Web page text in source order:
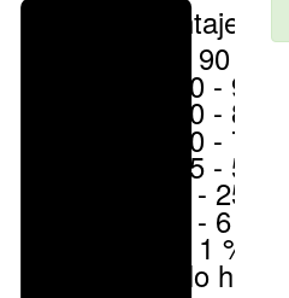
Porcentajes
> 90 %
80 - 90 %
70 - 80 %
50 - 70 %
25 - 50 %
6 - 25 %
1 - 6 %
< 1 %
No hay